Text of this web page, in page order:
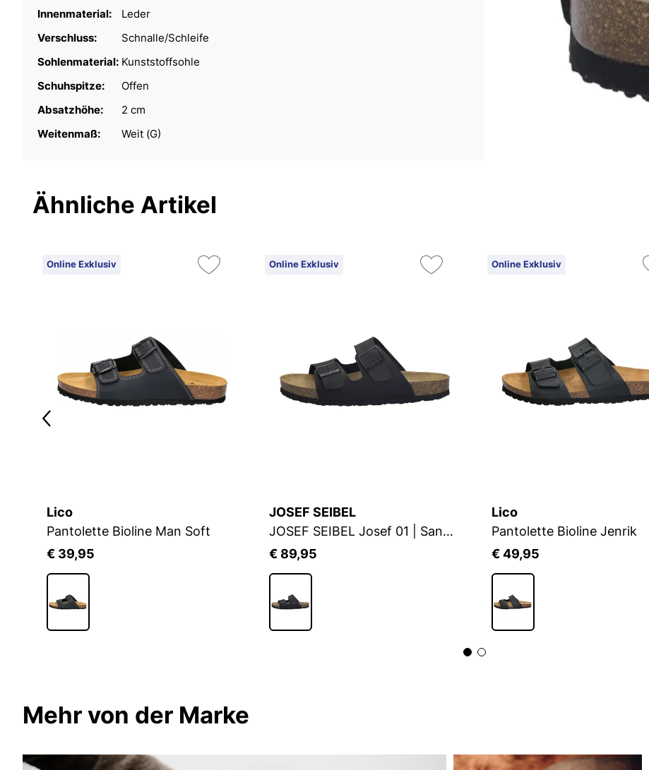
Innenmaterial:
Leder
Verschluss:
Schnalle/Schleife
Sohlenmaterial: Kunststoffsohle
Schuhspitze:
Offen
Absatzhöhe:
2 cm
Weitenmaß:
Weit (G)
Ähnliche Artikel
Online Exklusiv
Lico
Pantolette Bioline Man Soft
€ 39,95
Online Exklusiv
JOSEF SEIBEL
JOSEF SEIBEL Josef 01 | Sandale für Herren | Grau
€ 89,95
Online Exklusiv
Lico
Pantolette Bioline Jenrik
€ 49,95
Mehr von der Marke